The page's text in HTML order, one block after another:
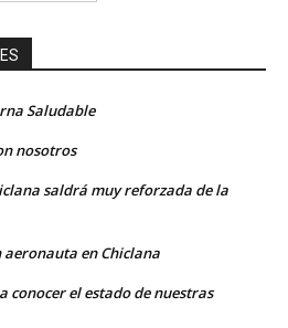
Saludable
nosotros
saldrá muy reforzada de la
aeronauta en Chiclana
conocer el estado de nuestras